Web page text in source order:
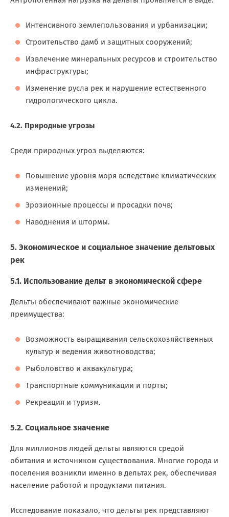
Интенсивного землепользования и урбанизации;
Строительство дамб и защитных сооружений;
Извлечение минеральных ресурсов и строительство
инфраструктуры;
Изменение русла рек и нарушение естественного
гидрологического цикла.
4.2. Природные угрозы
Среди природных угроз выделяются:
Повышение уровня моря вследствие климатических
изменений;
Эрозионные процессы и просадки почв;
Наводнения и штормы.
5. Экономическое и социальное значение дельтовых
рек
5.1. Использование дельт в экономической сфере
Дельты обеспечивают важные экономические
преимущества:
Возможность выращивания сельскохозяйственных
культур и ведения животноводства;
Рыболовство и аквакультура;
Транспортные коммуникации и порты;
Рекреация и туризм.
5.2. Социальное значение
Для миллионов людей дельты являются средой
обитания и источником существования. Многие города и
поселения возникли именно в дельтах рек, обеспечивая
население работой и продуктами питания.
Исследование показало, что дельты рек представляют